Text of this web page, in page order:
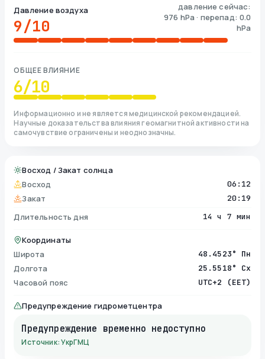
Давление воздуха
9/10
давление сейчас:
976 hPa · перепад: 0.0
hPa
ОБЩЕЕ ВЛИЯНИЕ
6/10
Информационно и не является медицинской рекомендацией.
Научные доказательства влияния геомагнитной активности на
самочувствие ограничены и неоднозначны.
Восход / Закат солнца
Восход
06:12
Закат 20:19
Длительность дня 14 ч 7 мин
Координаты
Широта
48.4523° Пн
Долгота 25.5518° Сх
Часовой пояс UTC+2 (EET)
Предупреждение гидрометцентра
Предупреждение временно недоступно
Источник: УкрГМЦ